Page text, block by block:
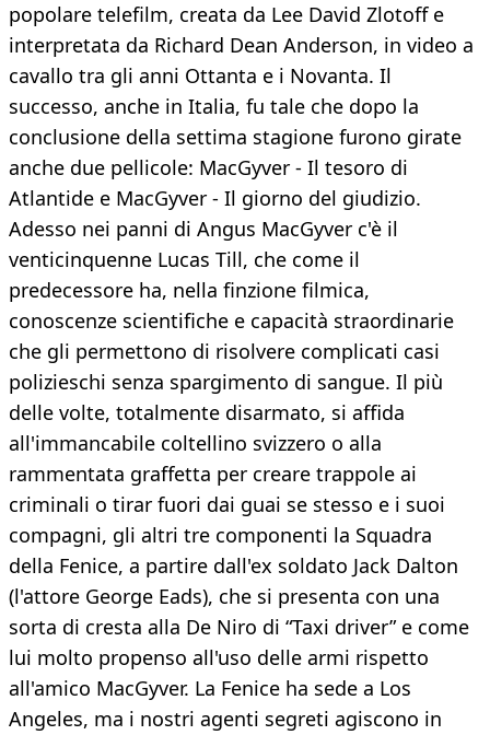
popolare telefilm, creata da Lee David Zlotoff e
interpretata da Richard Dean Anderson, in video a
cavallo tra gli anni Ottanta e i Novanta. Il
successo, anche in Italia, fu tale che dopo la
conclusione della settima stagione furono girate
anche due pellicole: MacGyver - Il tesoro di
Atlantide e MacGyver - Il giorno del giudizio.
Adesso nei panni di Angus MacGyver c'è il
venticinquenne Lucas Till, che come il
predecessore ha, nella finzione filmica,
conoscenze scientifiche e capacità straordinarie
che gli permettono di risolvere complicati casi
polizieschi senza spargimento di sangue. Il più
delle volte, totalmente disarmato, si affida
all'immancabile coltellino svizzero o alla
rammentata graffetta per creare trappole ai
criminali o tirar fuori dai guai se stesso e i suoi
compagni, gli altri tre componenti la Squadra
della Fenice, a partire dall'ex soldato Jack Dalton
(l'attore George Eads), che si presenta con una
sorta di cresta alla De Niro di “Taxi driver” e come
lui molto propenso all'uso delle armi rispetto
all'amico MacGyver. La Fenice ha sede a Los
Angeles, ma i nostri agenti segreti agiscono in